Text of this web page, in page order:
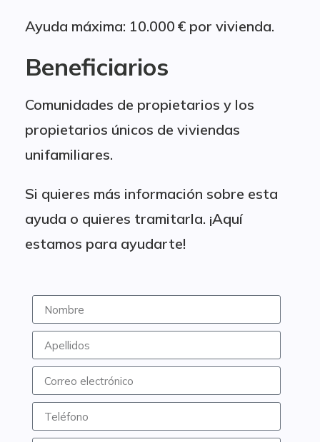
Ayuda máxima: 10.000 € por vivienda.
Beneficiarios
Comunidades de propietarios y los
propietarios únicos de viviendas
unifamiliares.
Si quieres más información sobre esta
ayuda o quieres tramitarla. ¡Aquí
estamos para ayudarte!